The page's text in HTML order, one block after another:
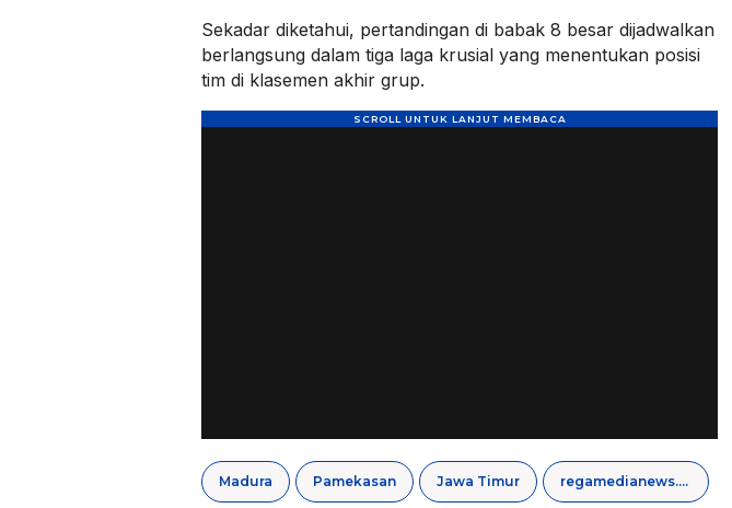
Sekadar diketahui, pertandingan di babak 8 besar dijadwalkan
berlangsung dalam tiga laga krusial yang menentukan posisi
tim di klasemen akhir grup.
Madura Pamekasan Jawa Timur regamedianews.com